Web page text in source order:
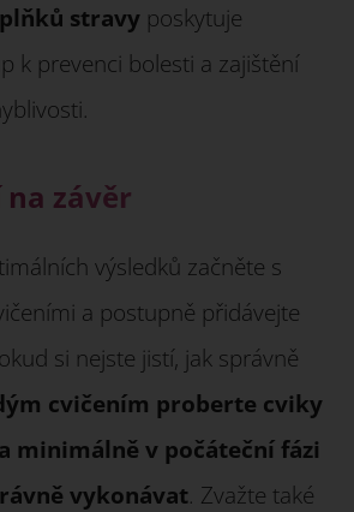
stravy poskytuje
k prevenci bolesti a zajištění
závěr
výsledků začněte s
a postupně přidávejte
si nejste jistí, jak správně
cvičením proberte cviky
minimálně v počáteční fázi
vykonávat. Zvažte také